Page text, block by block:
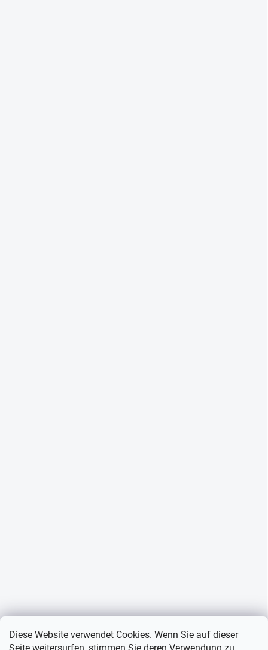
Diese Website verwendet Cookies. Wenn Sie auf dieser